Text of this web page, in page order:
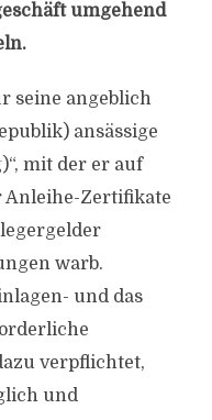
umgehend
seine angeblich
ansässige
mit der er auf
Anleihe-Zertifikate
warb.
und das
verpflichtet,
und